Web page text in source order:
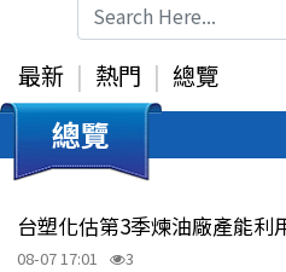
最新 熱門 總覽
總覽
08-07 17:01 3